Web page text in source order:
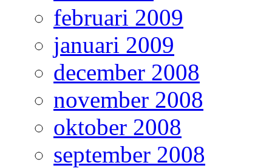
februari 2009
januari 2009
december 2008
november 2008
oktober 2008
september 2008